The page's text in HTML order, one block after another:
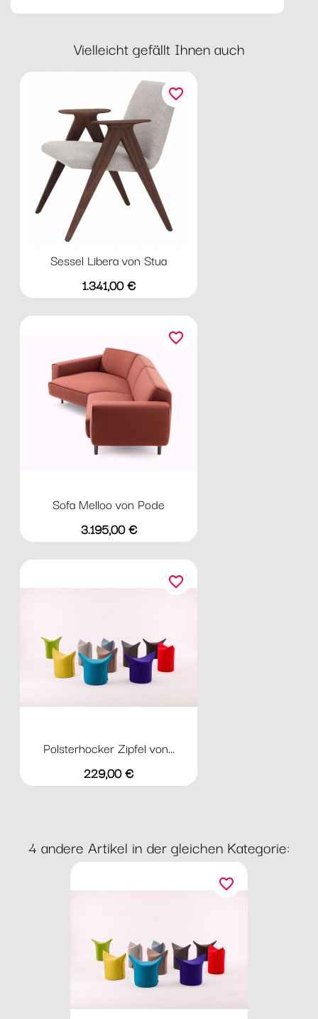
Vielleicht gefällt Ihnen auch
Sessel Libera von Stua
Preis
1.341,00 €
favorite_border
Sofa Melloo von Pode
Preis
3.195,00 €
favorite_border
Polsterhocker Zipfel von...
Preis
229,00 €
favorite_border
4 andere Artikel in der gleichen Kategorie:
favorite_border